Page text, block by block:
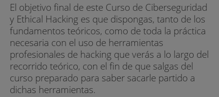
El objetivo final de este Curso de Ciberseguridad
y Ethical Hacking es que dispongas, tanto de los
fundamentos teóricos, como de toda la práctica
necesaria con el uso de herramientas
profesionales de hacking que verás a lo largo del
recorrido teórico, con el fin de que salgas del
curso preparado para saber sacarle partido a
dichas herramientas.